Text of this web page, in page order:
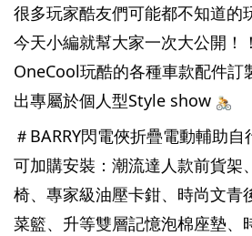
很多玩家酷友們可能都不知道的
今天小編就幫大家一次大公開！
OneCool玩酷的各種車款配件訂
出專屬於個人型Style show
＃BARRY閃電俠折疊電動輔助自
可加購安裝：潮流達人款前貨架
椅、專家級油壓卡鉗、時尚文青
菜籃、升等雙層記憶泡棉座墊、